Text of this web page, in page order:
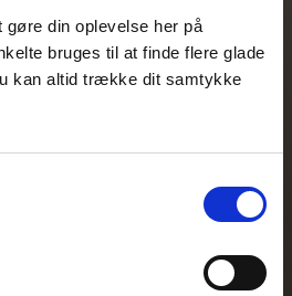
din oplevelse her på
bruges til at finde flere glade
kan altid trække dit samtykke